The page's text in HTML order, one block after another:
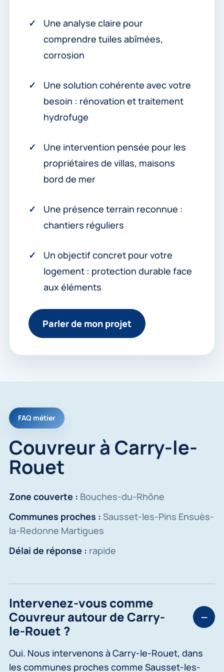
Une analyse claire pour
comprendre tuiles abîmées,
corrosion
Une solution cohérente avec votre
besoin : rénovation et traitement
hydrofuge
Une intervention pensée pour les
propriétaires de villas, maisons
bord de mer
Une présence terrain reconnue :
chantiers réguliers
Un objectif concret pour votre
logement : protection durable face
aux éléments
Parler de mon projet
FAQ métier
Couvreur à Carry-le-
Rouet
Zone couverte : Bouches-du-Rhône
Communes proches : Sausset-les-Pins Ensuès-
la-Redonne Martigues
Délai de réponse : rapide
Intervenez-vous comme
Couvreur autour de Carry-
le-Rouet ?
Oui. Nous intervenons à Carry-le-Rouet, dans
les communes proches comme Sausset-les-